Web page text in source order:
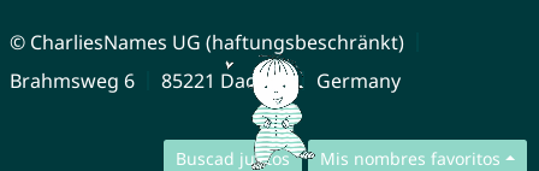
Buscad juntos Mis nombres favoritos
© CharliesNames UG (haftungsbeschränkt)
Brahmsweg 6
85221 Dachau Germany